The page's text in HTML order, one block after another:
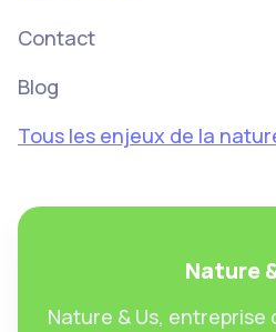
Contact
Blog
Tous les enjeux de la
Nature
Nature & Us, entreprise